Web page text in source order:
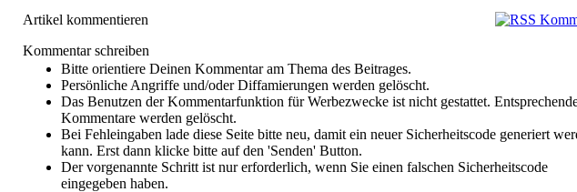
Artikel kommentieren
Kommentar schreiben
Bitte orientiere Deinen Kommentar am Thema des Beitrages.
Persönliche Angriffe und/oder Diffamierungen werden gelöscht.
Das Benutzen der Kommentarfunktion für Werbezwecke ist nicht gestattet.
Kommentare werden gelöscht.
Bei Fehleingaben lade diese Seite bitte neu, damit ein neuer Sicherheitscode generiert
kann. Erst dann klicke bitte auf den 'Senden' Button.
Der vorgenannte Schritt ist nur erforderlich, wenn Sie einen falschen Sicherheitscode
eingegeben haben.